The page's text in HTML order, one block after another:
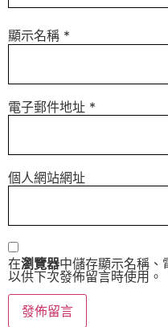
顯示名稱 *
電子郵件地址 *
個人網站網址
在瀏覽器中儲存顯示名稱、
以供下次發佈留言時使用。